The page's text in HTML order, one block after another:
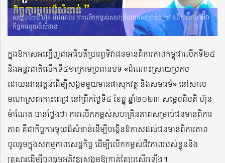
សម្តេចធិបតី ហ៊ុន ម៉ាណែត៖ ការលើកកម្ពស់សហគ្រិនភាពសម្រាប់ជនមានពិការភាព គឺជា
កិច្ចការមួយដ៏សំខាន់
ក្នុងឱកាសអញ្ជើញជាអធិបតីប្រារព្ធទិវាជនមានពិការភាពកម្ពុជាលើកទី២៥
និងអន្តរជាតិលើកទី៤១ក្រោមប្រធានបទ «ដំណោះស្រាយប្រកប
ដោយនវានុវត្តន៍ដើម្បីសង្គមមួយមានផាសុកវត្ថុ និងសមធម៌» នៅសាល
មហោស្រពកោះពេជ្រ នៅព្រឹកថ្ងៃទី៤ ខែធ្នូ ឆ្នាំ២០២៣ សម្តេចធិបតី ហ៊ុន
ម៉ាណែត បានថ្លែងថា ការលើកកម្ពស់សហគ្រិនភាពសម្រាប់ជនមានពិការ
ភាព គឺជាកិច្ចការមួយដ៏សំខាន់ដើម្បីបង្កើនឱកាសដល់ជនមានពិការភាព
ចូលរួមក្នុងសកម្មភាពសេដ្ឋកិច្ច ដើម្បីលើកកម្ពស់ជីវភាពរបស់ខ្លួននិង
គ្រួសារដើម្បីចូលរួមអភិវឌ្ឍសង្គមឱ្យកាន់តែប្រសើរឡើង។